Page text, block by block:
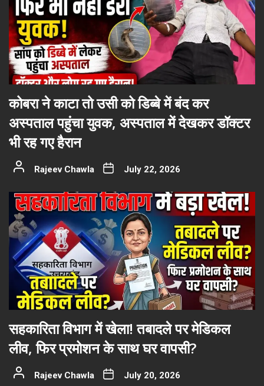
कोबरा ने काटा तो उसी को डिब्बे में बंद कर
अस्पताल पहुंचा युवक, अस्पताल में देखकर डॉक्टर
भी रह गए हैरान
Rajeev Chawla July 22, 2026
सहकारिता विभाग में खेला! तबादले पर मेडिकल
लीव, फिर प्रमोशन के साथ घर वापसी?
Rajeev Chawla July 20, 2026